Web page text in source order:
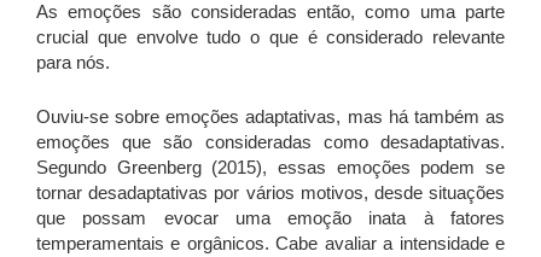
As emoções são consideradas então, como uma parte
crucial que envolve tudo o que é considerado relevante
para nós.
Ouviu-se sobre emoções adaptativas, mas há também as
emoções que são consideradas como desadaptativas.
Segundo Greenberg (2015), essas emoções podem se
tornar desadaptativas por vários motivos, desde situações
que possam evocar uma emoção inata à fatores
temperamentais e orgânicos. Cabe avaliar a intensidade e